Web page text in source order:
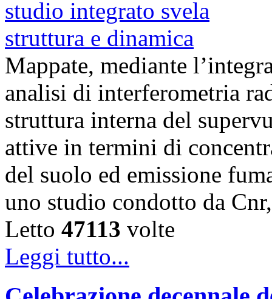
Mappate, mediante
analisi di interferometria
struttura interna del
attive in termini di
del suolo ed emissione
uno studio condotto da
Letto 47113 volte
Leggi tutto...